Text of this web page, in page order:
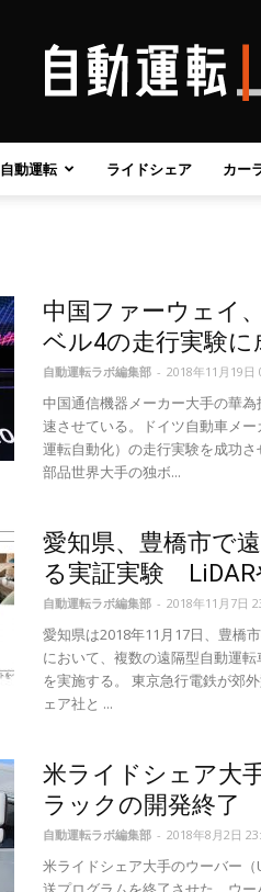
自動運転 ライドシェア カー
中国ファーウェイ
ベル4の走行実験
自動運転ラボ編集部 - 2018年11月19日
中国通信機器メーカー大手の華
速させている。ドイツ自動車メ
運転自動化）の走行実験を成功
部品世界大手の独ボ...
愛知県、豊橋市で
る実証実験 LiDAR
自動運転ラボ編集部 - 2018年11月7日
愛知県は2018年11月17日、豊橋
において、複数の遠隔型自動運
を実施する。 東京急行電鉄が郊
ェア社と ...
米ライドシェア大
ラックの開発終了
自動運転ラボ編集部 - 2018年8月2日
米ライドシェア大手のウーバー